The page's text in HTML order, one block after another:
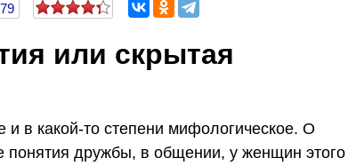
или скрытая
в какой-то степени мифологическое. О
понятия дружбы, в общении, у женщин этого